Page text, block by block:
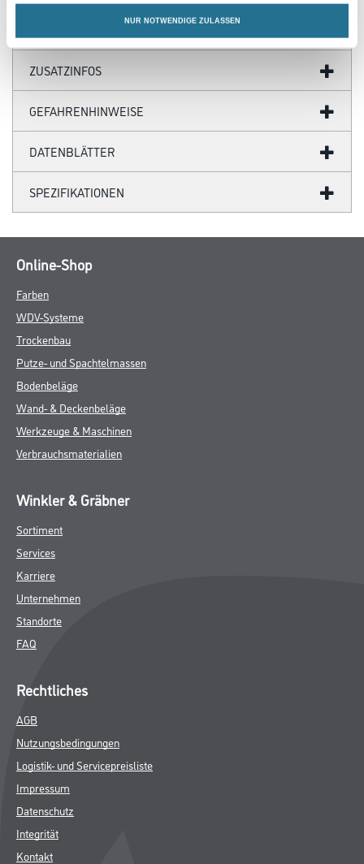
NUR NOTWENDIGE ZULASSEN
ZUSATZINFOS
GEFAHRENHINWEISE
DATENBLÄTTER
SPEZIFIKATIONEN
Online-Shop
Farben
WDV-Systeme
Trockenbau
Putze- und Spachtelmassen
Bodenbeläge
Wand- & Deckenbeläge
Werkzeuge & Maschinen
Verbrauchsmaterialien
Winkler & Gräbner
Sortiment
Services
Karriere
Unternehmen
Standorte
FAQ
Rechtliches
AGB
Nutzungsbedingungen
Logistik- und Servicepreisliste
Impressum
Datenschutz
Integrität
Kontakt